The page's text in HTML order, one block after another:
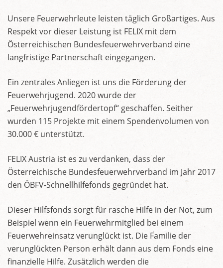
Unsere Feuerwehrleute leisten täglich Großartiges. Aus
Respekt vor dieser Leistung ist FELIX mit dem
Österreichischen Bundesfeuerwehrverband eine
langfristige Partnerschaft eingegangen.
Ein zentrales Anliegen ist uns die Förderung der
Feuerwehrjugend. 2020 wurde der
„Feuerwehrjugendfördertopf“ geschaffen. Seither
wurden 115 Projekte mit einem Spendenvolumen von
30.000 € unterstützt.
FELIX Austria ist es zu verdanken, dass der
Österreichische Bundesfeuerwehrverband im Jahr 2017
den ÖBFV-Schnellhilfefonds gegründet hat.
Dieser Hilfsfonds sorgt für rasche Hilfe in der Not, zum
Beispiel wenn ein Feuerwehrmitglied bei einem
Feuerwehreinsatz verunglückt ist. Die Familie der
verunglückten Person erhält dann aus dem Fonds eine
finanzielle Hilfe. Zusätzlich werden die